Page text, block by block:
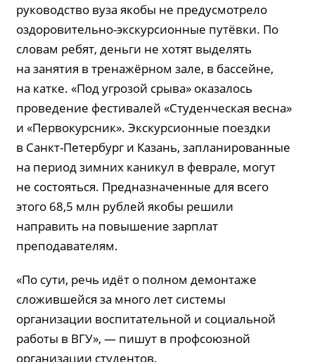
руководство вуза якобы не предусмотрело
оздоровительно-экскурсионные путёвки. По
словам ребят, деньги не хотят выделять
на занятия в тренажёрном зале, в бассейне,
на катке. «Под угрозой срыва» оказалось
проведение фестивалей «Студенческая весна»
и «Первокурсник». Экскурсионные поездки
в Санкт-Петербург и Казань, запланированные
на период зимних каникул в феврале, могут
не состояться. Предназначенные для всего
этого 68,5 млн рублей якобы решили
направить на повышение зарплат
преподавателям.
«По сути, речь идёт о полном демонтаже
сложившейся за много лет системы
организации воспитательной и социальной
работы в ВГУ», — пишут в профсоюзной
организации студентов.